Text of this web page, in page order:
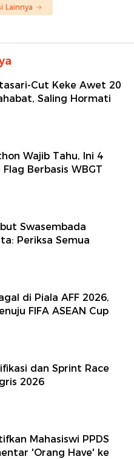
Lainnya
Cut Keke Awet 20
Saling Hormati
Wajib Tahu, Ini 4
Berbasis WBGT
Swasembada
Periksa Semua
di Piala AFF 2026,
FIFA ASEAN Cup
dan Sprint Race
2026
Mahasiswi PPDS
'Orang Have' ke